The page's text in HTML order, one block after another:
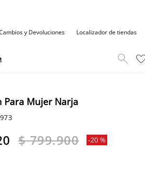
y Devoluciones Localizador de tiendas
Para Mujer Narja
$ 799.900 -20 %